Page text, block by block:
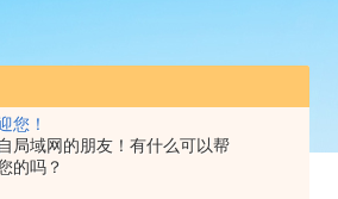
您！
局域网的朋友！有什么可以帮
的吗？
析仪